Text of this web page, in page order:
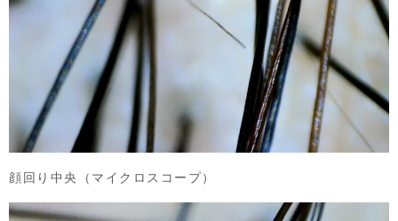
顔回り中央（マイクロスコープ）